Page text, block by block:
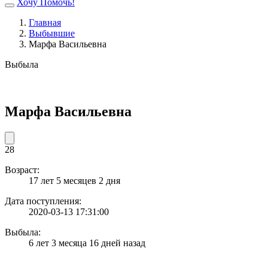
Хочу Помочь!
Главная
Выбывшие
Марфа Васильевна
Выбыла
Марфа Васильевна
28
Возраст:
17 лет 5 месяцев 2 дня
Дата поступления:
2020-03-13 17:31:00
Выбыла:
6 лет 3 месяца 16 дней назад